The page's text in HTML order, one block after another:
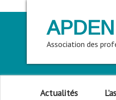
Association des
Actualités